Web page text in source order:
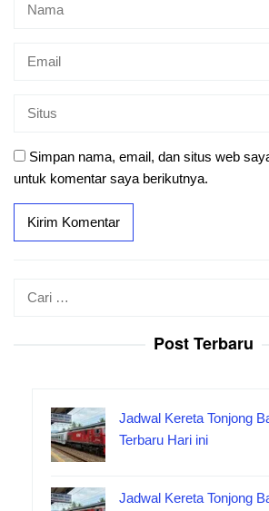
Simpan nama, email, dan situs web
untuk komentar saya berikutnya.
Post Terbaru
Jadwal Kereta Tonjong
Terbaru Hari ini
Jadwal Kereta Tonjong